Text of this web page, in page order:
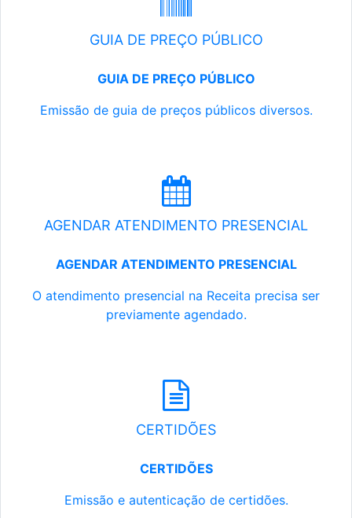
GUIA DE PREÇO PÚBLICO
GUIA DE PREÇO PÚBLICO
Emissão de guia de preços públicos diversos.
AGENDAR ATENDIMENTO PRESENCIAL
AGENDAR ATENDIMENTO PRESENCIAL
O atendimento presencial na Receita precisa ser
previamente agendado.
CERTIDÕES
CERTIDÕES
Emissão e autenticação de certidões.